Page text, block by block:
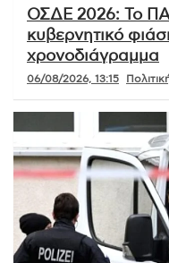
ΟΣΔΕ 2026: Το
κυβερνητικό
χρονοδιάγραμμα
06/08/2026, 13:15